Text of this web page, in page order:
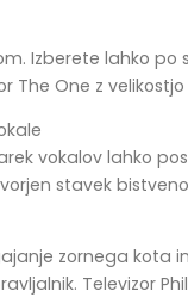
Izberete lahko
The One z
vokalov lahko
stavek
zornega kota
Televizor